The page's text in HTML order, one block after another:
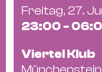
Freitag, 27.
23:00 -
Viertel Klub